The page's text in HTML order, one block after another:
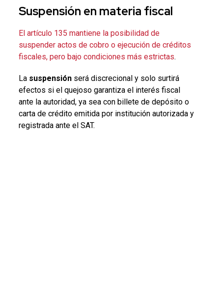
Suspensión en materia fiscal
El artículo 135 mantiene la posibilidad de
suspender actos de cobro o ejecución de créditos
fiscales, pero bajo condiciones más estrictas.
La suspensiónserá discrecional y solo surtirá
efectos si el quejoso garantiza el interés fiscal
ante la autoridad, ya sea con billete de depósito o
carta de crédito emitida por institución autorizada y
registrada ante el SAT.